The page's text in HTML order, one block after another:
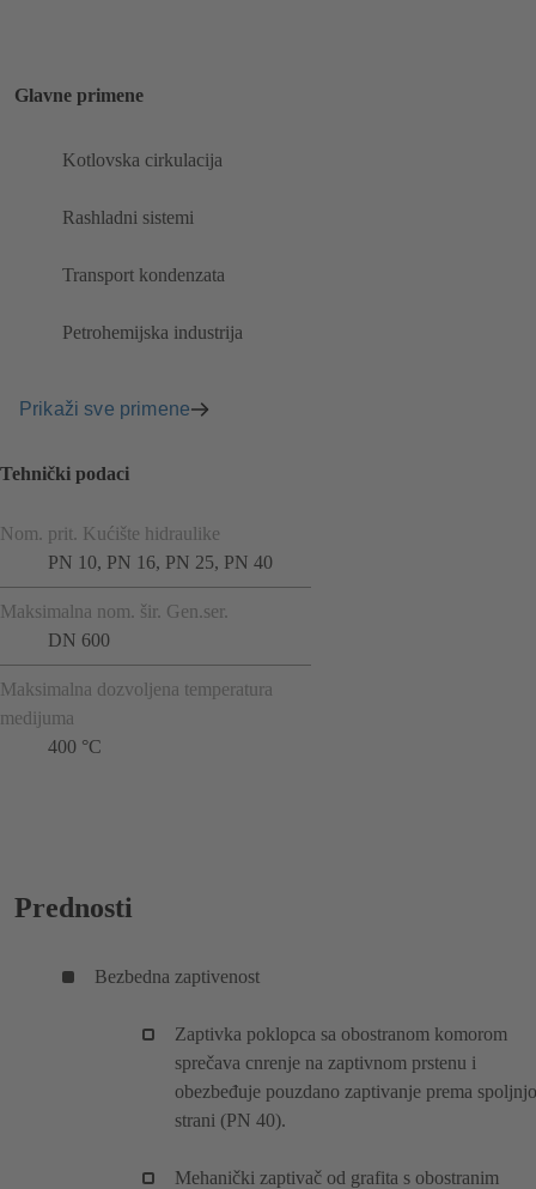
Glavne primene
Kotlovska cirkulacija
Rashladni sistemi
Transport kondenzata
Petrohemijska industrija
Prikaži sve primene
Tehnički podaci
Nom. prit. Kućište hidraulike
PN 10, PN 16, PN 25, PN 40
Maksimalna nom. šir. Gen.ser.
DN 600
Maksimalna dozvoljena temperatura
medijuma
400 °C
Prednosti
Bezbedna zaptivenost
Zaptivka poklopca sa obostranom komorom
sprečava cnrenje na zaptivnom prstenu i
obezbeđuje pouzdano zaptivanje prema
strani (PN 40).
Mehanički zaptivač od grafita s obostranim